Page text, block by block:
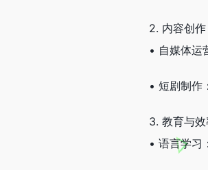
2. 内容创作
• 自媒体运
• 短剧制作
3. 教育与
• 语言学习